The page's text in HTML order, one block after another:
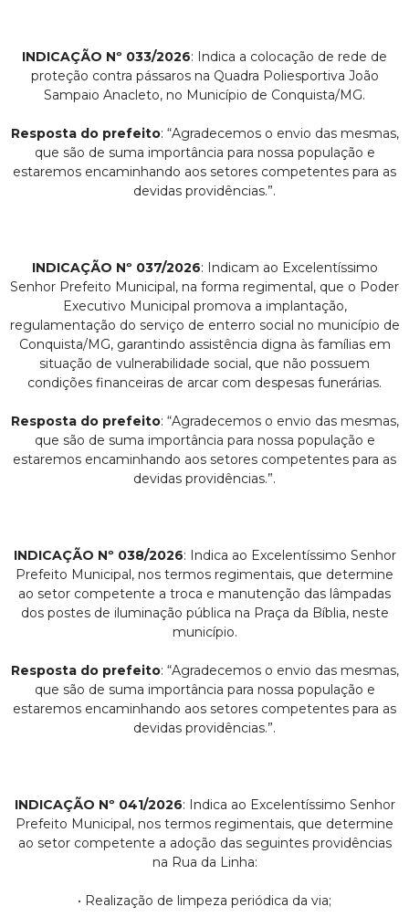
INDICAÇÃO Nº 033/2026: Indica a colocação de rede de
proteção contra pássaros na Quadra Poliesportiva João
Sampaio Anacleto, no Município de Conquista/MG.
Resposta do prefeito: “Agradecemos o envio das mesmas,
que são de suma importância para nossa população e
estaremos encaminhando aos setores competentes para as
devidas providências.”.
INDICAÇÃO Nº 037/2026: Indicam ao Excelentíssimo
Senhor Prefeito Municipal, na forma regimental, que o Poder
Executivo Municipal promova a implantação,
regulamentação do serviço de enterro social no município de
Conquista/MG, garantindo assistência digna às famílias em
situação de vulnerabilidade social, que não possuem
condições financeiras de arcar com despesas funerárias.
Resposta do prefeito: “Agradecemos o envio das mesmas,
que são de suma importância para nossa população e
estaremos encaminhando aos setores competentes para as
devidas providências.”.
INDICAÇÃO Nº 038/2026: Indica ao Excelentíssimo Senhor
Prefeito Municipal, nos termos regimentais, que determine
ao setor competente a troca e manutenção das lâmpadas
dos postes de iluminação pública na Praça da Bíblia, neste
município.
Resposta do prefeito: “Agradecemos o envio das mesmas,
que são de suma importância para nossa população e
estaremos encaminhando aos setores competentes para as
devidas providências.”.
INDICAÇÃO Nº 041/2026: Indica ao Excelentíssimo Senhor
Prefeito Municipal, nos termos regimentais, que determine
ao setor competente a adoção das seguintes providências
na Rua da Linha:
• Realização de limpeza periódica da via;